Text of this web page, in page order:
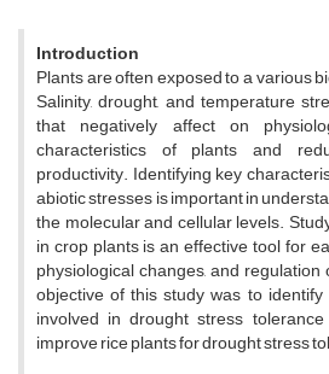
Introduction
Plants are often exposed to a various
Salinity, drought, and temperature
that negatively affect on
characteristics of plants and
productivity. Identifying key
abiotic stresses is important in
the molecular and cellular levels.
in crop plants is an effective tool for
physiological changes, and
objective of this study was to
involved in drought stress
improve rice plants for drought stress